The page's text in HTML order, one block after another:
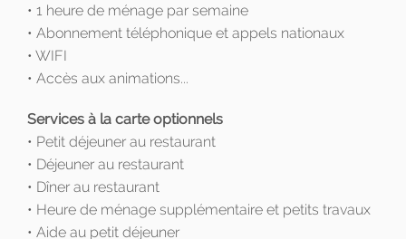
• 1 heure de ménage par semaine
• Abonnement téléphonique et appels nationaux
• WIFI
• Accès aux animations...
Services à la carte optionnels
• Petit déjeuner au restaurant
• Déjeuner au restaurant
• Dîner au restaurant
• Heure de ménage supplémentaire et petits travaux
• Aide au petit déjeuner